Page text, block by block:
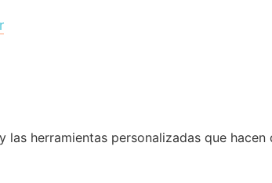
herramientas personalizadas que